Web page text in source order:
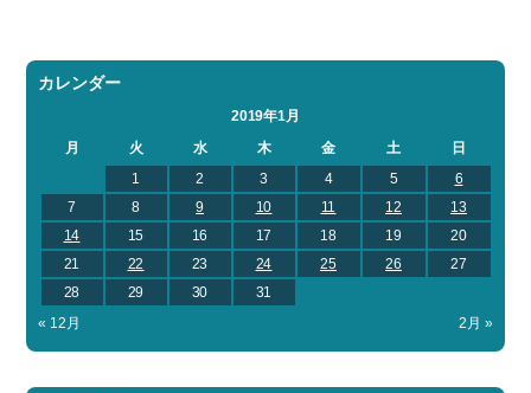
カレンダー
2019年1月
月
火 水 木 金 土
日
1
2 3 4 5
6
7
8 9 10 11 12
13
14
15 16 17 18 19
20
21
22 23 24 25 26
27
28
29 30
31
« 12月
2月 »